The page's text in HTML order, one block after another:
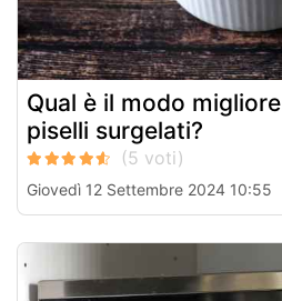
Qual è il modo
piselli surgelati?
Giovedì 12 Settembre 2024 10:55